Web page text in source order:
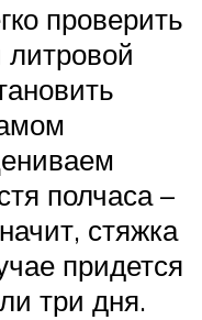
проверить
полчаса –
стяжка
придется
три дня.